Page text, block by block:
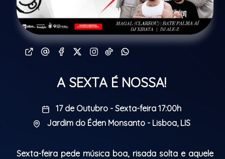
A SEXTA É NOSSA!
17 de Outubro - Sexta-feira 17:00h
Jardim do Éden Monsanto - Lisboa, LIS
Sexta-feira pede música boa, risada solta e aquele